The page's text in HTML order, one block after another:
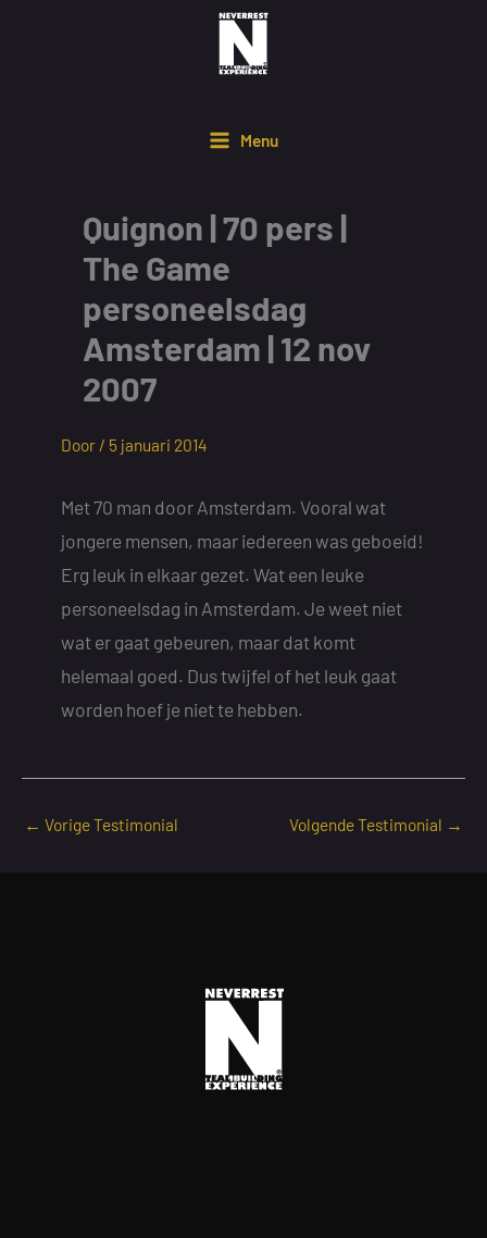
Menu
Quignon | 70 pers |
The Game
personeelsdag
Amsterdam | 12 nov
2007
Door / 5 januari 2014
Met 70 man door Amsterdam. Vooral wat
jongere mensen, maar iedereen was geboeid!
Erg leuk in elkaar gezet. Wat een leuke
personeelsdag in Amsterdam. Je weet niet
wat er gaat gebeuren, maar dat komt
helemaal goed. Dus twijfel of het leuk gaat
worden hoef je niet te hebben.
← Vorige Testimonial Volgende Testimonial →